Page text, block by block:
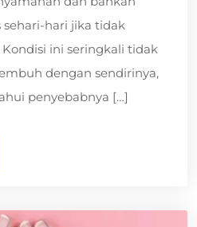
hari jika tidak
ini seringkali tidak
dengan sendirinya,
penyebabnya […]